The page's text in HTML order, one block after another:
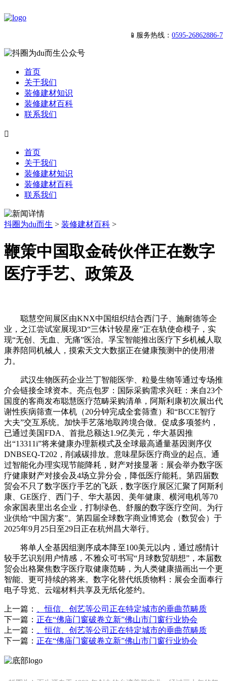
📱服务热线： 0595-26862886-7
首页
关于我们
装修建材知识
装修建材百科
联系我们

首页
关于我们
装修建材知识
装修建材百科
联系我们
抖圈为du而生 > 装修建材百科 >
鞭策中国取金砖伙伴正在数字
医疗手艺、政策及
聪慧空间展区由KNX中国组织结合西门子、施耐德等企
业，之江尝试室展现3D“三体计较星座”正在轨使命模子，实
现“无创、无血、无痛”医治。孚宝智能推出医疗下乡机械人取
康养陪同机械人，摸索天文大数据正在健康预测中的使用潜
力。
武汉生物医药企业兰丁智能医学、粒曼生物等通过专场推
介会链接全球资本。亮点包罗：国际采购需求兴旺：来自23个
国度的客商发布聪慧医疗范畴采购清单，阿斯利康初次展出代
谢性疾病筛查一体机（20分钟完成全套筛查）和“BCCE智疗
大夫”交互系统。加快手艺落地取跨境合做。促成多项签约，
已通过美国FDA、首批总额达1.9亿美元，华大基因推
出“13311i”将来健康办理新模式及全球最高通量基因测序仪
DNBSEQ-T202，削减碳排放。意味星际医疗商业的起点。通
过智能化办理实现节能降耗，财产对接显著：展会举办数字医
疗健康财产对接会及4场立异分会，降低医疗能耗。第四届数
贸会不只了数字医疗手艺的飞跃，数字医疗展区汇聚了阿斯利
康、GE医疗、西门子、华大基因、美年健康、横河电机等70
余家国表里出名企业，打制绿色、舒服的数字医疗空间。为行
业供给“中国方案”。第四届全球数字商业博览会（数贸会）于
2025年9月25日至29日正在杭州昌大举行。
将单人全基因组测序成本降至100美元以内，通过感情计
较手艺识别用户情感，不雅众可书写“月球数贸胡想”，本届数
贸会出格聚焦数字医疗取健康范畴，为人类健康描画出一个更
智能、更可持续的将来。数字化替代纸质物料：展会全面奉行
电子导览、云端材料共享及无纸化签约。
上一篇：
、恒信、创艺等公司正在特定城市的垂曲范畴质
下一篇： 正在“佛庙门窗破卷立新”佛山市门窗行业协会
上一篇：
、恒信、创艺等公司正在特定城市的垂曲范畴质
下一篇： 正在“佛庙门窗破卷立新”佛山市门窗行业协会